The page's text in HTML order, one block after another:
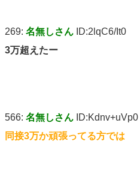
269: 名無しさん ID:2lqC6/It0
3万超えたー
566: 名無しさん ID:Kdnv+uVp0
同接3万か頑張ってる方では